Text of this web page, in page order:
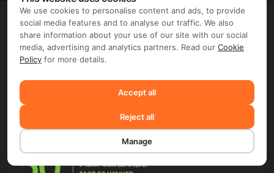
We use cookies to personalise content and ads, to provide
social media features and to analyse our traffic. We also
share information about your use of our site with our social
media, advertising and analytics partners. Read our Cookie
Policy for more details.
Accept all
Reject all
Manage